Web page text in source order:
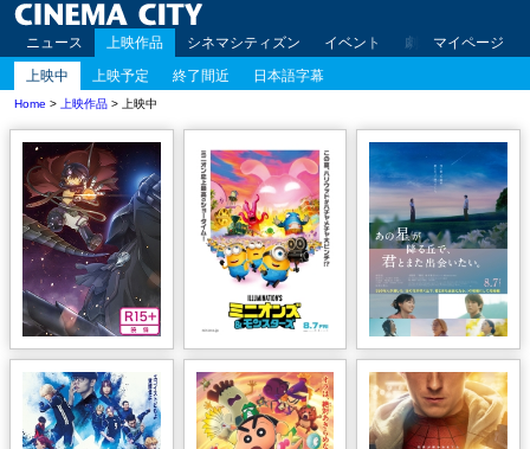
ニュース 上映作品 シネマシティズン イベント 劇場案内 アク
マイページ
上映中
上映予定 終了間近 日本語字幕
Home > 上映作品 > 上映中